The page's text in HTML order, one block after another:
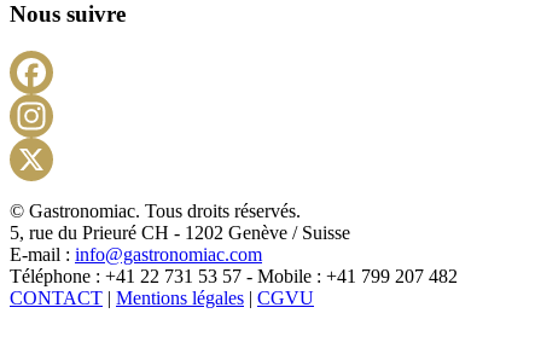
Nous suivre
X
© Gastronomiac. Tous droits réservés.
5, rue du Prieuré CH - 1202 Genève / Suisse
E-mail : info@gastronomiac.com
Téléphone : +41 22 731 53 57 - Mobile : +41 799 207 482
CONTACT | Mentions légales | CGVU